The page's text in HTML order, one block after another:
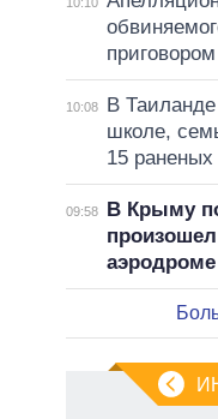
приговором
10:08
В
школе,
15 раненых
09:58
В Крыму
аэродроме